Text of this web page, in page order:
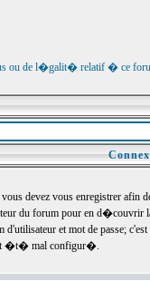
ou de l�galit� relatif � ce
devez vous enregistrer
du forum pour en
et mot de passe;
�t� mal configur�.